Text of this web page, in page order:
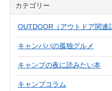
カテゴリー
OUTDOOR（アウトドア関連
キャンパパの孤独グルメ
キャンプの夜に読みたい本
キャンプコラム